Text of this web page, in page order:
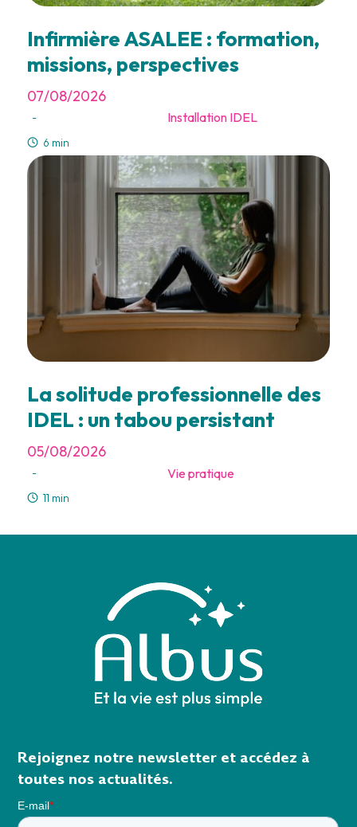
Infirmière ASALEE : formation,
missions, perspectives
07/08/2026
- Installation IDEL
6 min
La solitude professionnelle des
IDEL : un tabou persistant
05/08/2026
- Vie pratique
11 min
Rejoignez notre newsletter et accédez à
toutes nos actualités.